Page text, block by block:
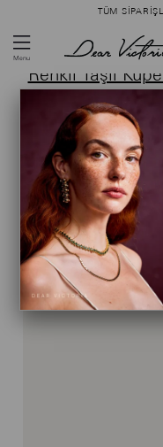
TÜM
Menu
Renkli Taşlı
Doğru
ANA SAYFA › BLOG